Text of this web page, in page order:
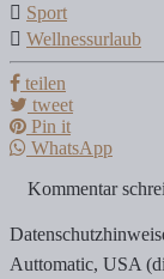
Sport
Wellnessurlaub
teilen
tweet
Pin it
WhatsApp
Kommentar
Auttomatic, USA